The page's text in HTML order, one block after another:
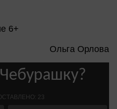
6+
Ольга Орлова